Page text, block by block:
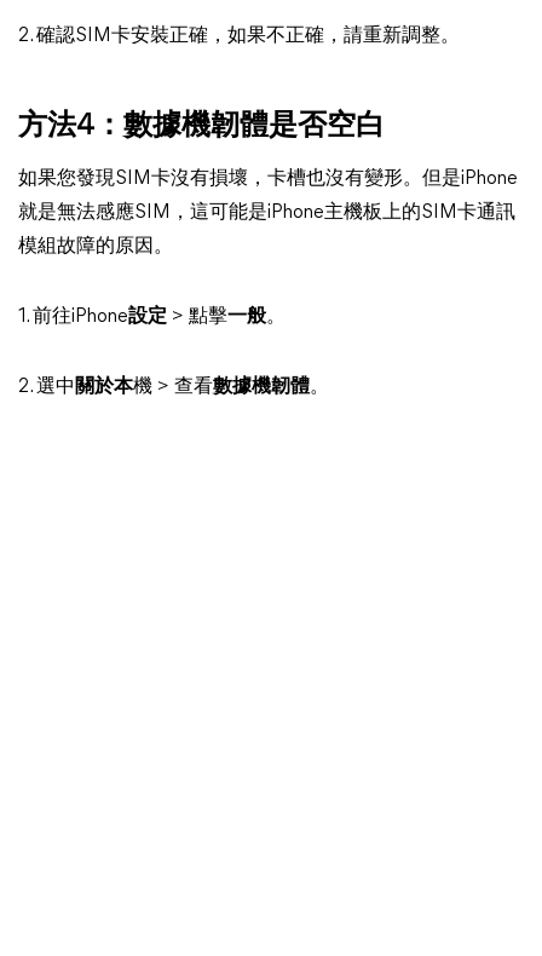
2. 確認SIM卡安裝正確，如果不正確，請重新調整。
方法4：數據機韌體是否空白
如果您發現SIM卡沒有損壞，卡槽也沒有變形。但是iPhone
就是無法感應SIM，這可能是iPhone主機板上的SIM卡通訊
模組故障的原因。
1. 前往iPhone設定 > 點擊一般。
2. 選中 關於本機 > 查看數據機韌體。